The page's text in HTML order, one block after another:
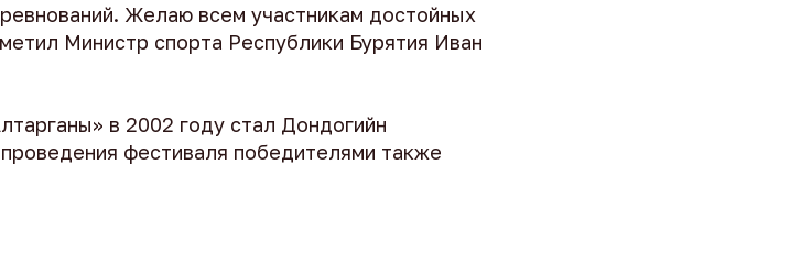
Желаю всем участникам достойных
Министр спорта Республики Бурятия Иван
в 2002 году стал Дондогийн
фестиваля победителями также